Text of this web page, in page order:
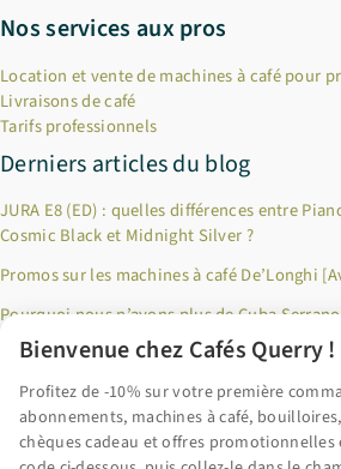
Nos services aux pros
Location et vente de machines à café pour
Livraisons de café
Tarifs professionnels
Derniers articles du blog
JURA E8 (ED) : quelles différences entre
Cosmic Black et Midnight Silver ?
Promos sur les machines à café De’Longhi
Pourquoi nous n’avons plus de Cuba Serrano
Jusqu’à 100€ remboursés sur les produits
2024]
Pourquoi privilégier le café en grains
Bienvenue chez Cafés Querry !
Profitez de -10% sur votre première
abonnements, machines à café,
chèques cadeau et offres promotionnelles